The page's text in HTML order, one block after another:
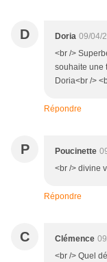
D Doria 09/04/
<br />
souhaite une
Doria<br />
Répondre
P Poucinette
<br /> divine
Répondre
C Clémence
<br /> Quel